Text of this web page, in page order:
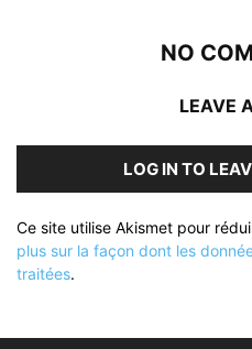
NO
LEAVE
LOG IN TO
Ce site utilise Akismet pour
plus sur la façon dont les
traitées.